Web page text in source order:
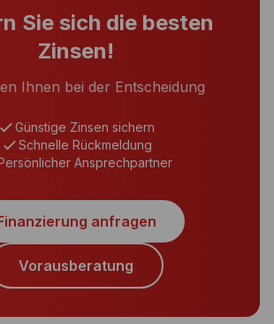
Sie sich die besten
Zinsen!
Ihnen bei der Entscheidung
Günstige Zinsen sichern
Schnelle Rückmeldung
Ansprechpartner
anfragen
Vorausberatung